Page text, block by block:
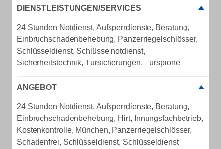
DIENSTLEISTUNGEN/SERVICES
24 Stunden Notdienst, Aufsperrdienste, Beratung,
Einbruchschadenbehebung, Panzerriegelschlösser,
Schlüsseldienst, Schlüsselnotdienst,
Sicherheitstechnik, Türsicherungen, Türspione
ANGEBOT
24 Stunden Notdienst, Aufsperrdienste, Beratung,
Einbruchschadenbehebung, Hirt, Innungsfachbetrieb,
Kostenkontrolle, München, Panzerriegelschlösser,
Schadenfrei, Schlüsseldienst, Schlüsseldienst